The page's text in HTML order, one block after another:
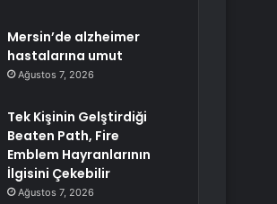
Mersin’de alzheimer
hastalarına umut
Ağustos 7, 2026
Tek Kişinin Gelştirdiği
Beaten Path, Fire
Emblem Hayranlarının
İlgisini Çekebilir
Ağustos 7, 2026